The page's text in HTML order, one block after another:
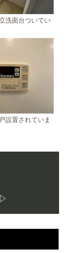
洗面台ついてい
設置されていま